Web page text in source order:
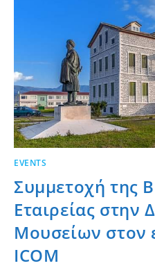
EVENTS
Συμμετοχή της
Εταιρείας στην
Μουσείων στον
ICOM